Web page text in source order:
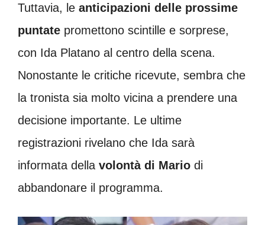
Tuttavia, le anticipazioni delle prossime
puntate promettono scintille e sorprese,
con Ida Platano al centro della scena.
Nonostante le critiche ricevute, sembra che
la tronista sia molto vicina a prendere una
decisione importante. Le ultime
registrazioni rivelano che Ida sarà
informata della volontà di Mario di
abbandonare il programma.